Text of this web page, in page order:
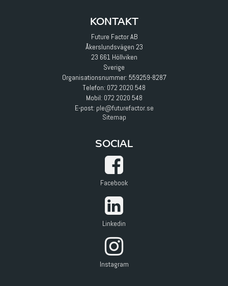
KONTAKT
Future Factor AB
Åkerslundsvägen 23
23 661 Höllviken
Sverige
Organisationsnummer: 559259-8287
Telefon: 072 2020 548
Mobil: 072 2020 548
E-post: ple@futurefactor.se
Sitemap
SOCIAL
Facebook
Linkedin
Instagram